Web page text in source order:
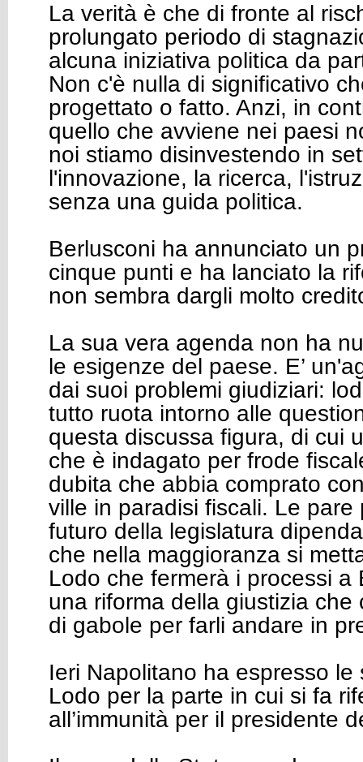
La verità è che di fronte al
prolungato periodo di
alcuna iniziativa politica da
Non c'è nulla di significativo
progettato o fatto. Anzi, in
quello che avviene nei paesi
noi stiamo disinvestendo in
l'innovazione, la ricerca,
senza una guida politica.
Berlusconi ha annunciato un
cinque punti e ha lanciato la
non sembra dargli molto
La sua vera agenda non ha
le esigenze del paese. E’
dai suoi problemi giudiziari:
tutto ruota intorno alle
questa discussa figura, di cui
che è indagato per frode
dubita che abbia comprato
ville in paradisi fiscali. Le pare
futuro della legislatura
che nella maggioranza si
Lodo che fermerà i processi a
una riforma della giustizia che
di gabole per farli andare in
Ieri Napolitano ha espresso le
Lodo per la parte in cui si fa
all’immunità per il presidente